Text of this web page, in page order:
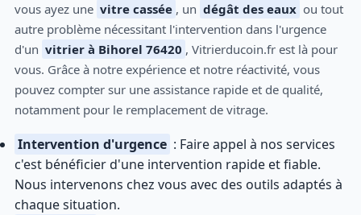
vous ayez une vitre cassée , un dégât des eaux ou tout
autre problème nécessitant l'intervention dans l'urgence
d'un vitrier à Bihorel 76420 , Vitrierducoin.fr est là pour
vous. Grâce à notre expérience et notre réactivité, vous
pouvez compter sur une assistance rapide et de qualité,
notamment pour le remplacement de vitrage.
Intervention d'urgence : Faire appel à nos services
c'est bénéficier d'une intervention rapide et fiable.
Nous intervenons chez vous avec des outils adaptés à
chaque situation.